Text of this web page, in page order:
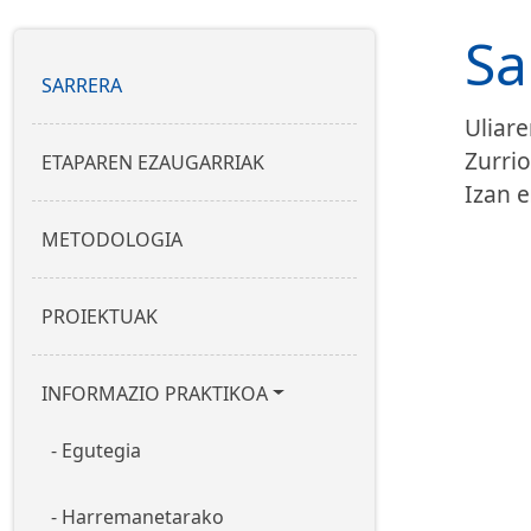
Izan
SARRERA
ETAPAREN EZAUGARRIAK
METODOLOGIA
PROIEKTUAK
INFORMAZIO PRAKTIKOA
Egutegia
Harremanetarako